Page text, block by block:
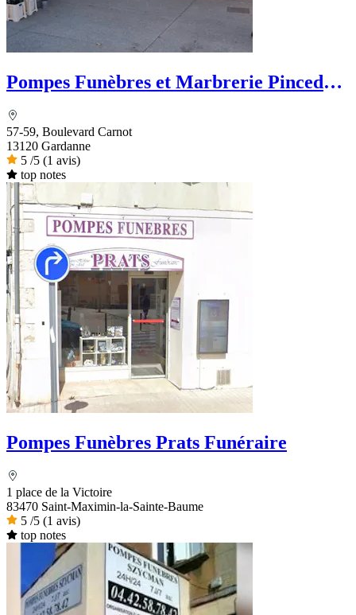
Pompes Funèbres et Marbrerie Pincedé -
57-59, Boulevard Carnot
13120 Gardanne
5 /5 (1 avis)
top notes
Pompes Funèbres Prats Funéraire
1 place de la Victoire
83470 Saint-Maximin-la-Sainte-Baume
5 /5 (1 avis)
top notes